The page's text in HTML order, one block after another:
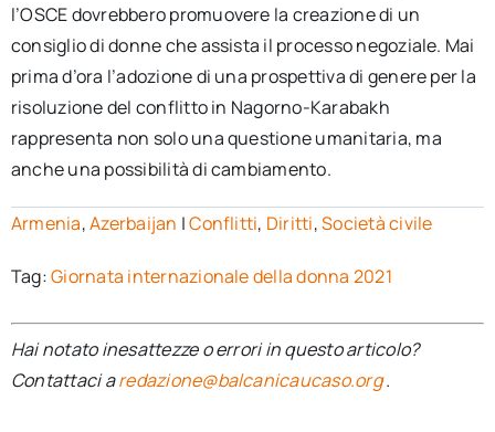
l’OSCE dovrebbero promuovere la creazione di un
consiglio di donne che assista il processo negoziale. Mai
prima d’ora l’adozione di una prospettiva di genere per la
risoluzione del conflitto in Nagorno-Karabakh
rappresenta non solo una questione umanitaria, ma
anche una possibilità di cambiamento.
Armenia,Azerbaijan |Conflitti, Diritti,Società civile
Tag:Giornata internazionale della donna 2021
Hai notato inesattezze o errori in questo articolo?
Contattaci aredazione@balcanicaucaso.org.